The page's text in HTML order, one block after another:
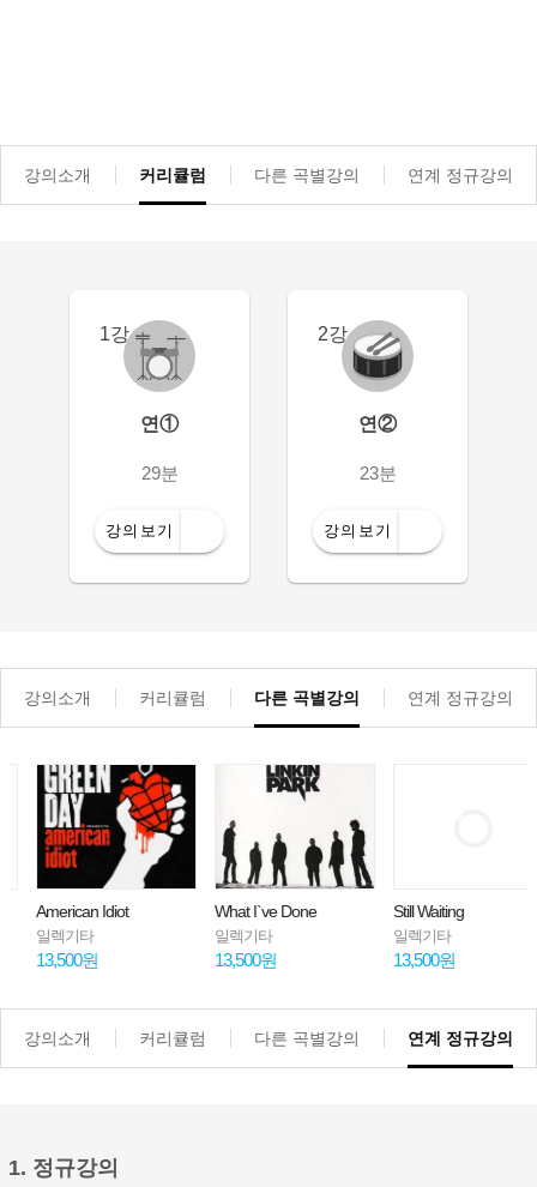
강의소개 커리큘럼 다른 곡별강의 연계 정규강의
1강
연①
29분
강의보기
2강
연②
23분
강의보기
강의소개 커리큘럼 다른 곡별강의 연계 정규강의
American Idiot
일렉기타
13,500원
What I`ve Done
일렉기타
13,500원
Still Waiting
일렉기타
13,500원
강의소개 커리큘럼 다른 곡별강의 연계 정규강의
1. 정규강의